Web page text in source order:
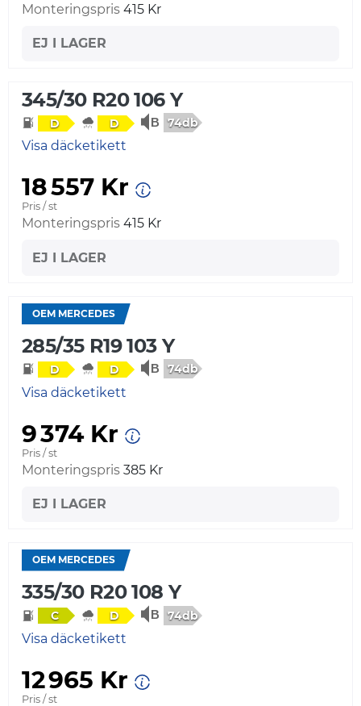
Monteringspris 415 Kr
EJ I LAGER
345/30 R20 106 Y
D D 74db
Visa däcketikett
18 557 Kr
Pris / st
Monteringspris 415 Kr
EJ I LAGER
OEM MERCEDES
285/35 R19 103 Y
D D 74db
Visa däcketikett
9 374 Kr
Pris / st
Monteringspris 385 Kr
EJ I LAGER
OEM MERCEDES
335/30 R20 108 Y
C D 74db
Visa däcketikett
12 965 Kr
Pris / st